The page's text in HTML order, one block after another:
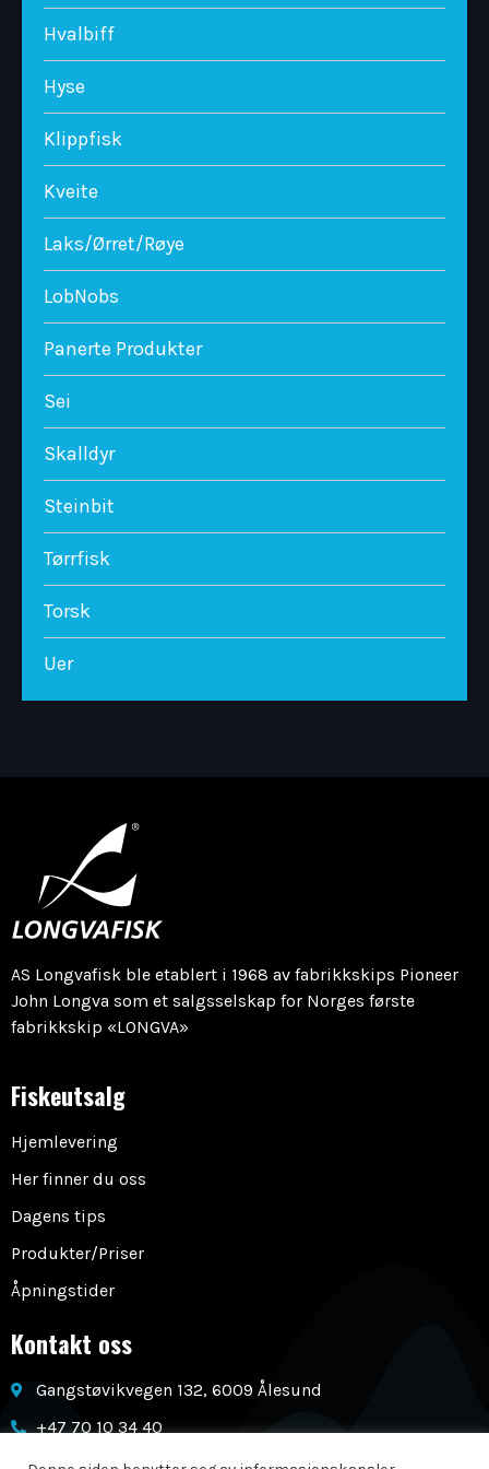
Hvalbiff
Hyse
Klippfisk
Kveite
Laks/Ørret/Røye
LobNobs
Panerte Produkter
Sei
Skalldyr
Steinbit
Tørrfisk
Torsk
Uer
AS Longvafisk ble etablert i 1968 av fabrikkskips Pioneer
John Longva som et salgsselskap for Norges første
fabrikkskip «LONGVA»
Fiskeutsalg
Hjemlevering
Her finner du oss
Dagens tips
Produkter/Priser
Åpningstider
Kontakt oss
Gangstøvikvegen 132, 6009 Ålesund
+47 70 10 34 40
post@longvafisk.no